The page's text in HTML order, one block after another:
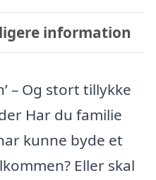
information
– Og stort tillykke
Har du familie
kunne byde et
Eller skal